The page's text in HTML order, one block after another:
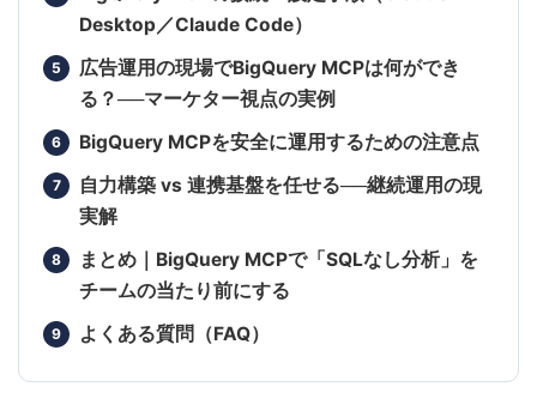
Desktop／Claude Code）
広告運用の現場でBigQuery MCPは何ができ
る？──マーケター視点の実例
BigQuery MCPを安全に運用するための注意点
自力構築 vs 連携基盤を任せる──継続運用の現
実解
まとめ｜BigQuery MCPで「SQLなし分析」を
チームの当たり前にする
よくある質問（FAQ）